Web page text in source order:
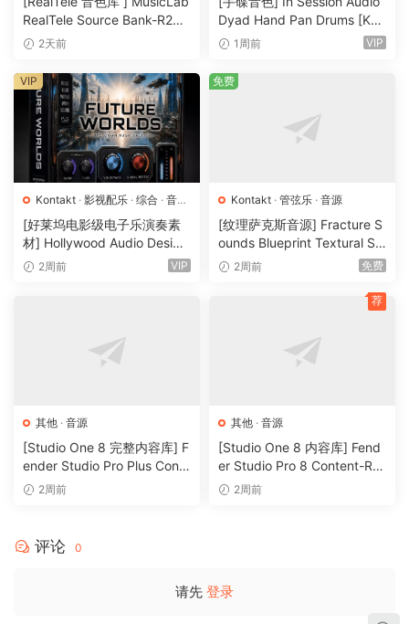
RealTele Source Bank-R2R
[WiN]（3.13GB）
2天前
Dyad Hand Pan Drums [KO
NTAKT]（4.33GB）
1周前 VIP
Kontakt · 影视配乐 · 综合 · 音效
特殊· 音源
[好莱坞电影级电子乐演奏素
材] Hollywood Audio Design
FUTURE WORLDS [KONTAK
2周前 VIP
VIP
Kontakt · 管弦乐 · 音源
[纹理萨克斯音源] Fracture S
ounds Blueprint Textural Sa
x (Woodwind Experiments)
2周前 免费
免费
其他 · 音源
[Studio One 8 完整内容库] F
ender Studio Pro Plus Conte
nt 2026-R2R（166GB）
2周前
其他 · 音源
[Studio One 8 内容库] Fend
er Studio Pro 8 Content-R2
R（33.5GB）
2周前
荐
评论 0
请先 登录